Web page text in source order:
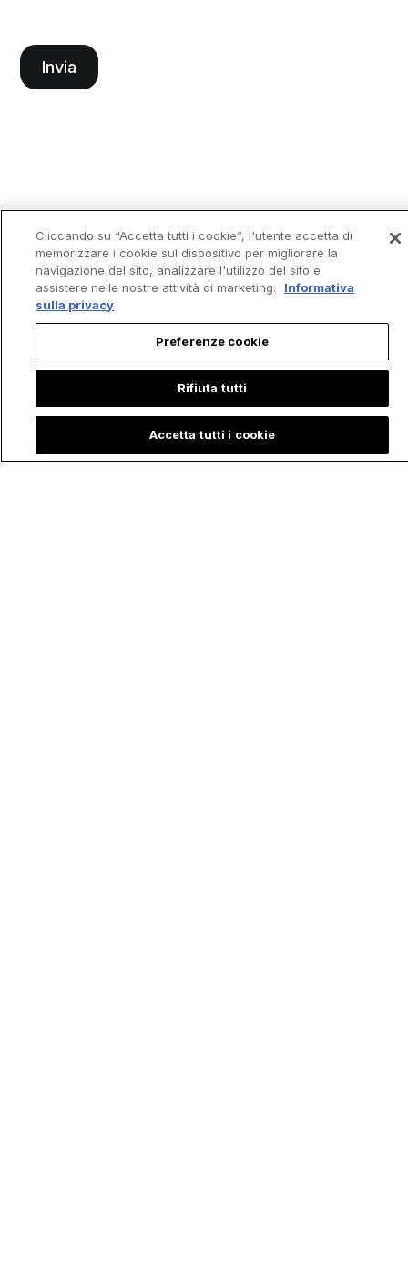
Cliccando su “Accetta tutti i cookie”, l'utente accetta di
memorizzare i cookie sul dispositivo per migliorare la
navigazione del sito, analizzare l'utilizzo del sito e
assistere nelle nostre attività di marketing.
Informativa
sulla privacy
Preferenze cookie
Rifiuta tutti
Accetta tutti i cookie